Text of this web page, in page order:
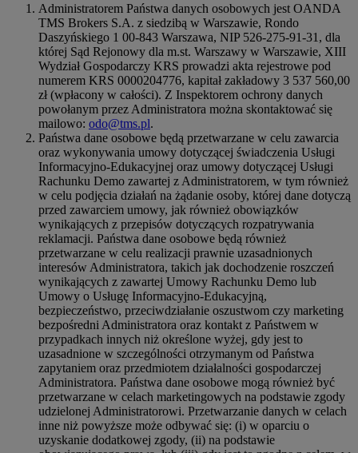
Administratorem Państwa danych osobowych jest OANDA
TMS Brokers S.A. z siedzibą w Warszawie, Rondo
Daszyńskiego 1 00-843 Warszawa, NIP 526-275-91-31, dla
której Sąd Rejonowy dla m.st. Warszawy w Warszawie, XIII
Wydział Gospodarczy KRS prowadzi akta rejestrowe pod
numerem KRS 0000204776, kapitał zakładowy 3 537 560,00
zł (wpłacony w całości). Z Inspektorem ochrony danych
powołanym przez Administratora można skontaktować się
mailowo: odo@tms.pl.
Państwa dane osobowe będą przetwarzane w celu zawarcia
oraz wykonywania umowy dotyczącej świadczenia Usługi
Informacyjno-Edukacyjnej oraz umowy dotyczącej Usługi
Rachunku Demo zawartej z Administratorem, w tym również
w celu podjęcia działań na żądanie osoby, której dane dotyczą
przed zawarciem umowy, jak również obowiązków
wynikających z przepisów dotyczących rozpatrywania
reklamacji. Państwa dane osobowe będą również
przetwarzane w celu realizacji prawnie uzasadnionych
interesów Administratora, takich jak dochodzenie roszczeń
wynikających z zawartej Umowy Rachunku Demo lub
Umowy o Usługę Informacyjno-Edukacyjną,
bezpieczeństwo, przeciwdziałanie oszustwom czy marketing
bezpośredni Administratora oraz kontakt z Państwem w
przypadkach innych niż określone wyżej, gdy jest to
uzasadnione w szczególności otrzymanym od Państwa
zapytaniem oraz przedmiotem działalności gospodarczej
Administratora. Państwa dane osobowe mogą również być
przetwarzane w celach marketingowych na podstawie zgody
udzielonej Administratorowi. Przetwarzanie danych w celach
inne niż powyższe może odbywać się: (i) w oparciu o
uzyskanie dodatkowej zgody, (ii) na podstawie